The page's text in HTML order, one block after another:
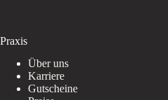
Praxis
Über uns
Karriere
Gutscheine